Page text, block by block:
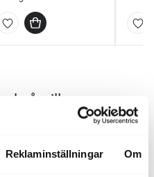
Reklaminställningar Om
gillar